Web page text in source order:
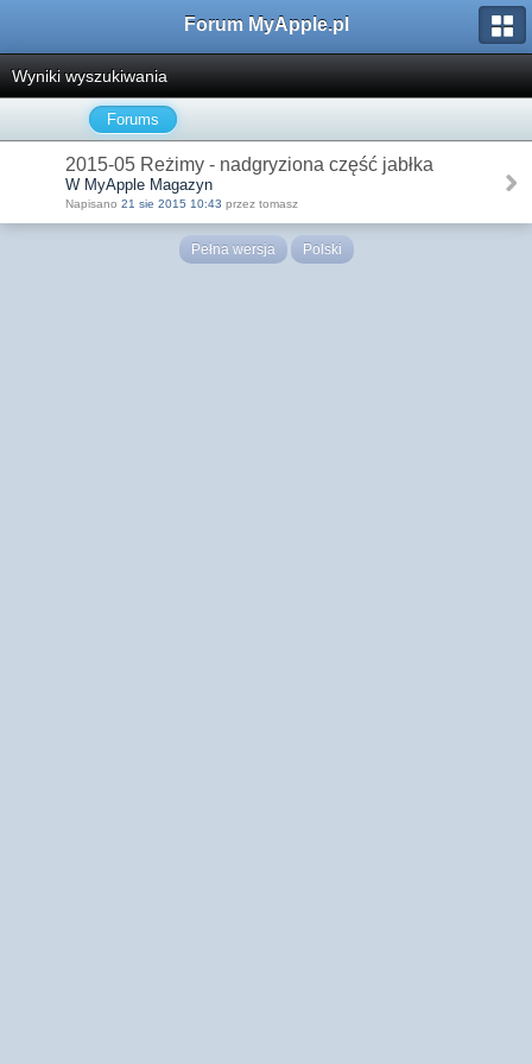
Forum MyApple.pl
Wyniki wyszukiwania
Forums
2015-05 Reżimy - nadgryziona część jabłka
W MyApple Magazyn
Napisano 21 sie 2015 10:43 przez tomasz
Pełna wersja Polski